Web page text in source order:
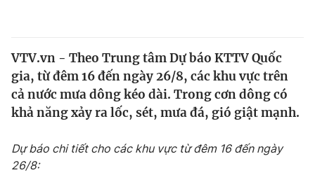
Thế giới
Tin tức
Thế giới đó đây
Câu chuyện quốc tế
Tài chính
Dữ liệu và đời sống
VTV.vn - Theo Trung tâm Dự báo KTTV Quốc
gia, từ đêm 16 đến ngày 26/8, các khu vực trên
cả nước mưa dông kéo dài. Trong cơn dông có
khả năng xảy ra lốc, sét, mưa đá, gió giật mạnh.
Dự báo chi tiết cho các khu vực từ đêm 16 đến ngày
26/8: